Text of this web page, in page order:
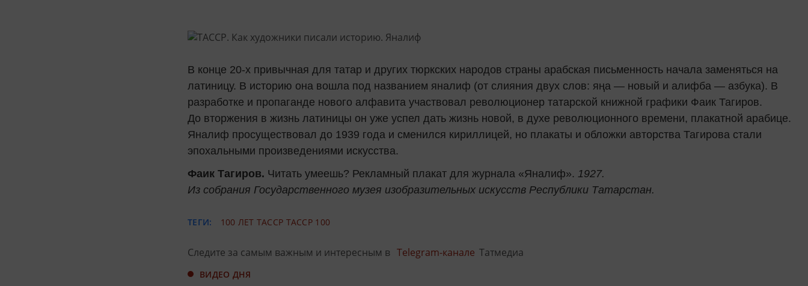
В конце 20-х привычная для татар и других тюркских народов страны арабская письменность начала заменяться на
латиницу. В историю она вошла под названием яналиф (от слияния двух слов: яңа — новый и алифба — азбука). В
разработке и пропаганде нового алфавита участвовал революционер татарской книжной графики Фаик Тагиров.
До вторжения в жизнь латиницы он уже успел дать жизнь новой, в духе революционного времени, плакатной арабице.
Яналиф просуществовал до 1939 года и сменился кириллицей, но плакаты и обложки авторства Тагирова стали
эпохальными произведениями искусства.
Фаик Тагиров. Читать умеешь? Рекламный плакат для журнала «Яналиф». 1927.
Из собрания Государственного музея изобразительных искусств Республики Татарстан.
ТЕГИ: 100 ЛЕТ ТАССР ТАССР 100
Следите за самым важным и интересным в Telegram-канале Татмедиа
ВИДЕО ДНЯ